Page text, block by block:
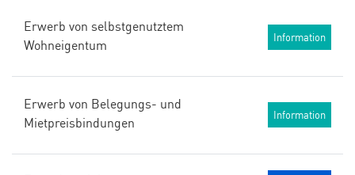
Erwerb von selbstgenutztem
Wohneigentum
Information
Erwerb von Belegungs- und
Mietpreisbindungen
Information